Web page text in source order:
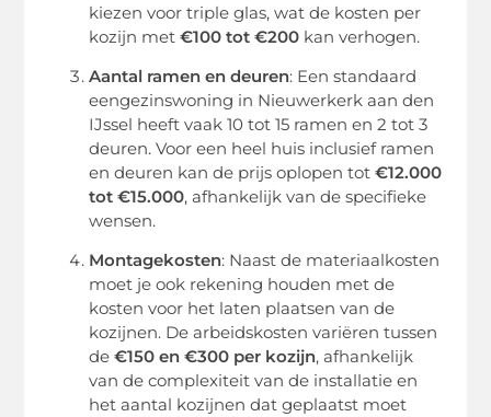
kiezen voor triple glas, wat de kosten per
kozijn met€100 tot €200 kan verhogen.
Aantal ramen en deuren: Een standaard
eengezinswoning in Nieuwerkerk aan den
IJssel heeft vaak 10 tot 15 ramen en 2 tot 3
deuren. Voor een heel huis inclusief ramen
en deuren kan de prijs oplopen tot€12.000
tot €15.000, afhankelijk van de specifieke
wensen.
Montagekosten: Naast de materiaalkosten
moet je ook rekening houden met de
kosten voor het laten plaatsen van de
kozijnen. De arbeidskosten variëren tussen
de€150 en €300 per kozijn, afhankelijk
van de complexiteit van de installatie en
het aantal kozijnen dat geplaatst moet